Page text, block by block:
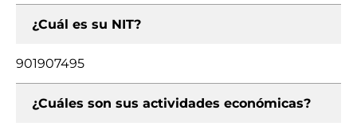
¿Cuál es su NIT?
901907495
¿Cuáles son sus actividades económicas?